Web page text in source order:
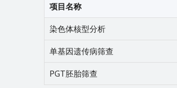
项目名称
染色体核型分析
单基因遗传病筛查
PGT胚胎筛查